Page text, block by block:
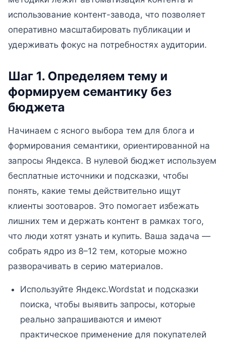
использование контент-завода, что позволяет
оперативно масштабировать публикации и
удерживать фокус на потребностях аудитории.
Шаг 1. Определяем тему и
формируем семантику без
бюджета
Начинаем с ясного выбора тем для блога и
формирования семантики, ориентированной на
запросы Яндекса. В нулевой бюджет используем
бесплатные источники и подсказки, чтобы
понять, какие темы действительно ищут
клиенты зоотоваров. Это помогает избежать
лишних тем и держать контент в рамках того,
что люди хотят узнать и купить. Ваша задача —
собрать ядро из 8–12 тем, которые можно
разворачивать в серию материалов.
Используйте Яндекс.Wordstat и подсказки
поиска, чтобы выявить запросы, которые
реально запрашиваются и имеют
практическое применение для покупателей